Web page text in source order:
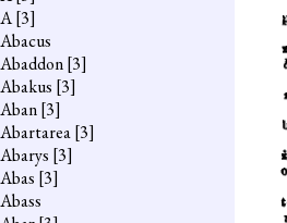
A[3]
Abacus
Abaddon[3]
Abakus [3]
Aban[3]
Abartarea[3]
Abarys [3]
Abas [3]
Abass